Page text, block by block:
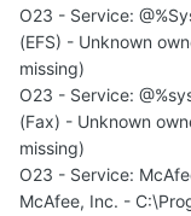
O23 - Service:
(EFS) - Unknown
missing)
O23 - Service:
(Fax) - Unknown
missing)
O23 - Service:
McAfee, Inc. -